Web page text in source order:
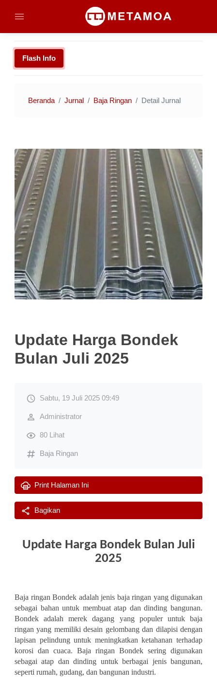
Flash Info
Beranda Jurnal Baja Ringan Detail Jurnal
Update Harga Bondek
Bulan Juli 2025
Sabtu, 19 Juli 2025 09:49
Administrator
80 Lihat
Baja Ringan
Print Halaman Ini
Bagikan
Update Harga Bondek Bulan Juli
2025
Baja ringan Bondek adalah jenis baja ringan yang digunakan
sebagai bahan untuk membuat atap dan dinding bangunan.
Bondek adalah merek dagang yang populer untuk baja
ringan yang memiliki desain gelombang dan dilapisi dengan
lapisan pelindung untuk meningkatkan ketahanan terhadap
korosi dan cuaca. Baja ringan Bondek sering digunakan
sebagai atap dan dinding untuk berbagai jenis bangunan,
seperti rumah, gudang, dan bangunan industri.